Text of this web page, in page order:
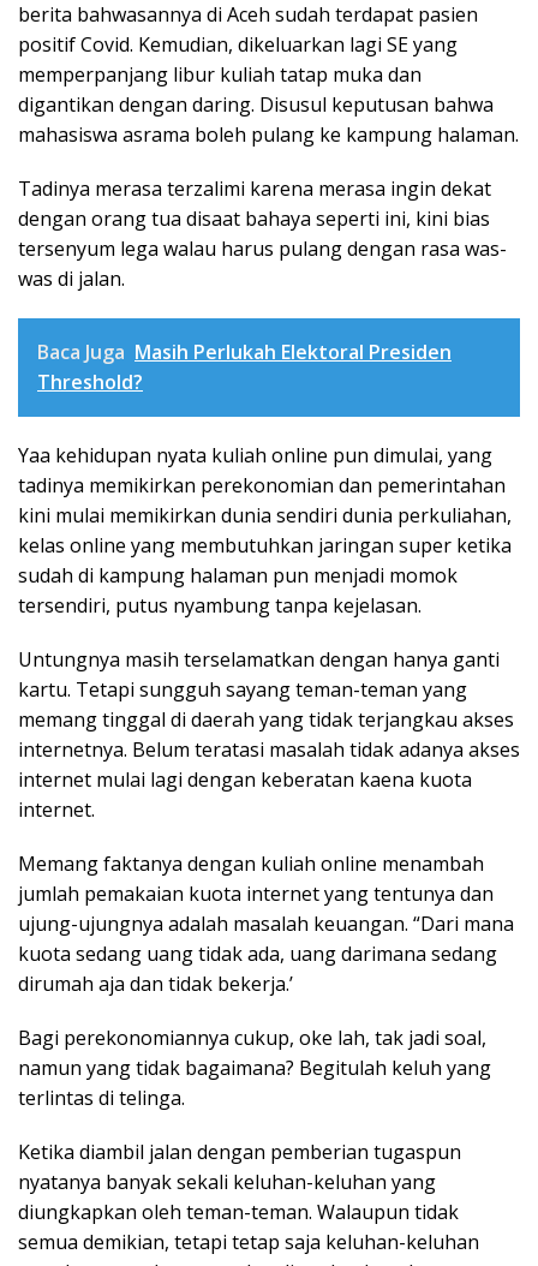
berita bahwasannya di Aceh sudah terdapat pasien
positif Covid. Kemudian, dikeluarkan lagi SE yang
memperpanjang libur kuliah tatap muka dan
digantikan dengan daring. Disusul keputusan bahwa
mahasiswa asrama boleh pulang ke kampung halaman.
Tadinya merasa terzalimi karena merasa ingin dekat
dengan orang tua disaat bahaya seperti ini, kini bias
tersenyum lega walau harus pulang dengan rasa was-
was di jalan.
Baca Juga Masih Perlukah Elektoral Presiden
Threshold?
Yaa kehidupan nyata kuliah online pun dimulai, yang
tadinya memikirkan perekonomian dan pemerintahan
kini mulai memikirkan dunia sendiri dunia perkuliahan,
kelas online yang membutuhkan jaringan super ketika
sudah di kampung halaman pun menjadi momok
tersendiri, putus nyambung tanpa kejelasan.
Untungnya masih terselamatkan dengan hanya ganti
kartu. Tetapi sungguh sayang teman-teman yang
memang tinggal di daerah yang tidak terjangkau akses
internetnya. Belum teratasi masalah tidak adanya akses
internet mulai lagi dengan keberatan kaena kuota
internet.
Memang faktanya dengan kuliah online menambah
jumlah pemakaian kuota internet yang tentunya dan
ujung-ujungnya adalah masalah keuangan. “Dari mana
kuota sedang uang tidak ada, uang darimana sedang
dirumah aja dan tidak bekerja.’
Bagi perekonomiannya cukup, oke lah, tak jadi soal,
namun yang tidak bagaimana? Begitulah keluh yang
terlintas di telinga.
Ketika diambil jalan dengan pemberian tugaspun
nyatanya banyak sekali keluhan-keluhan yang
diungkapkan oleh teman-teman. Walaupun tidak
semua demikian, tetapi tetap saja keluhan-keluhan